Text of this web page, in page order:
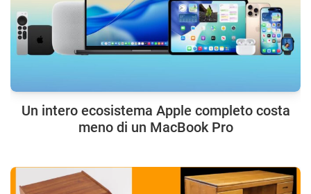
Un intero ecosistema Apple completo costa
meno di un MacBook Pro